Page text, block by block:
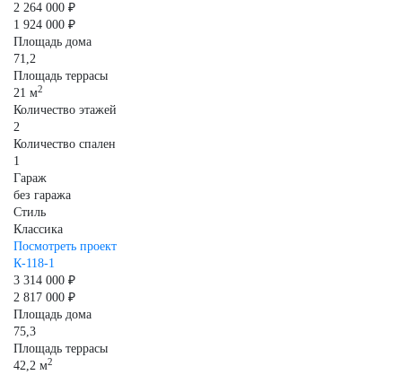
2 264 000 ₽
1 924 000 ₽
Площадь дома
71,2
Площадь террасы
21 м2
Количество этажей
2
Количество спален
1
Гараж
без гаража
Стиль
Классика
Посмотреть проект
К-118-1
3 314 000 ₽
2 817 000 ₽
Площадь дома
75,3
Площадь террасы
42,2 м2